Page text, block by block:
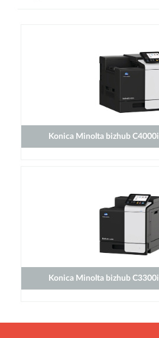
Konica Minolta bizhub C4000i
Konica Minolta bizhub C3300i